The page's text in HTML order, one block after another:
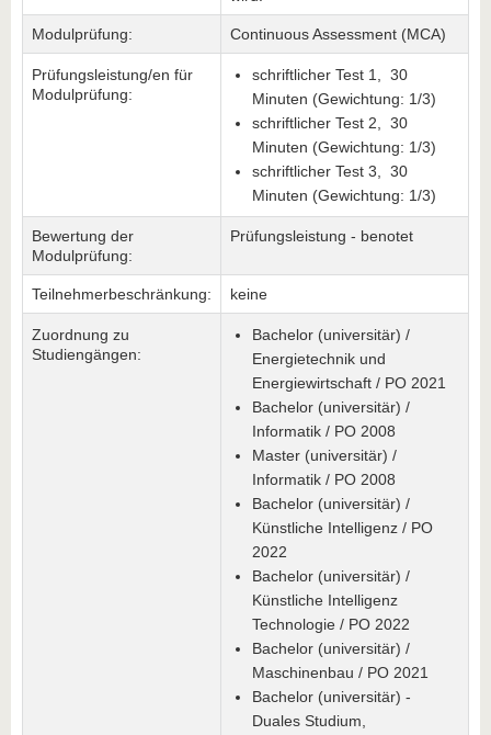
Modulprüfung: Continuous Assessment (MCA)
Prüfungsleistung/en für
Modulprüfung:
schriftlicher Test 1, 30
Minuten (Gewichtung: 1/3)
schriftlicher Test 2, 30
Minuten (Gewichtung: 1/3)
schriftlicher Test 3, 30
Minuten (Gewichtung: 1/3)
Bewertung der
Modulprüfung:
Prüfungsleistung - benotet
Teilnehmerbeschränkung: keine
Zuordnung zu
Studiengängen:
Bachelor (universitär) /
Energietechnik und
Energiewirtschaft / PO 2021
Bachelor (universitär) /
Informatik / PO 2008
Master (universitär) /
Informatik / PO 2008
Bachelor (universitär) /
Künstliche Intelligenz / PO
2022
Bachelor (universitär) /
Künstliche Intelligenz
Technologie / PO 2022
Bachelor (universitär) /
Maschinenbau / PO 2021
Bachelor (universitär) -
Duales Studium,